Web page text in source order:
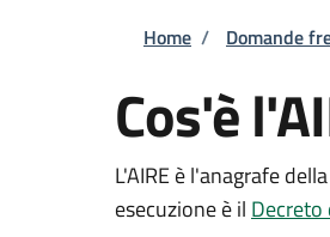
Briciole
Home / Domande
Cos'è
L'AIRE è l'anagrafe
esecuzione è il